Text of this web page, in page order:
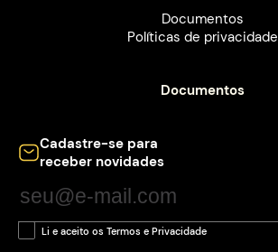
Documentos
Políticas de privacidade
Documentos
Cadastre-se para
receber novidades
Li e aceito os Termos e Privacidade